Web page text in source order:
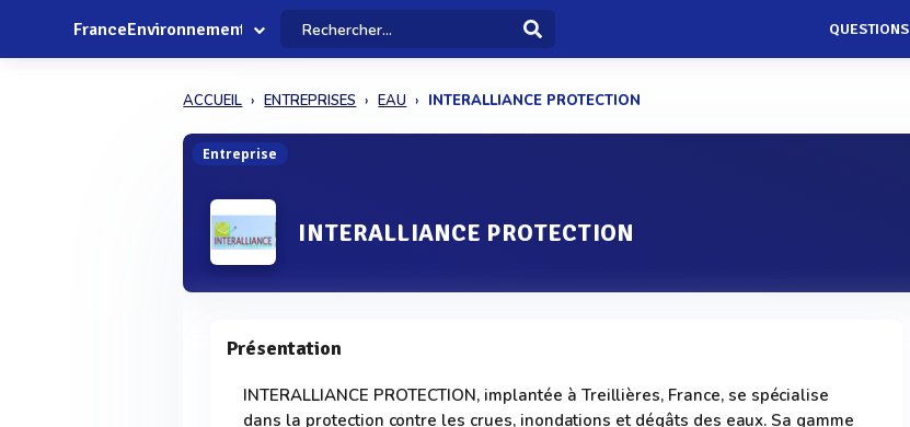
FranceEnvironnement QUESTIONS
ACCUEIL ENTREPRISES EAU INTERALLIANCE PROTECTION
Entreprise
INTERALLIANCE PROTECTION
Présentation
INTERALLIANCE PROTECTION, implantée à Treillières, France, se spécialise
dans la protection contre les crues, inondations et dégâts des eaux. Sa gamme